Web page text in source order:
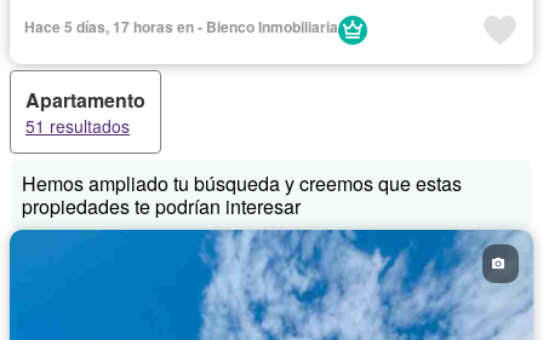
Hace 5 días, 17 horas en - Bienco Inmobiliaria
Apartamento
51 resultados
Hemos ampliado tu búsqueda y creemos que estas
propiedades te podrían interesar